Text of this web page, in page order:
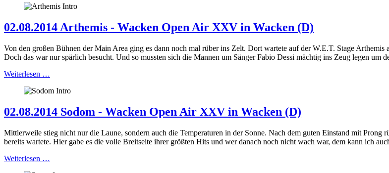
02.08.2014 Arthemis - Wacken Open Air XXV in Wacken (D)
Von den großen Bühnen der Main Area ging es dann noch mal rüber ins Zelt. Dort wartete auf der W.E.T. Stage
Doch das war nur spärlich besucht. Und so mussten sich die Mannen um Sänger Fabio Dessi mächtig ins Zeug legen um
Weiterlesen …
02.08.2014 Sodom - Wacken Open Air XXV in Wacken (D)
Mittlerweile stieg nicht nur die Laune, sondern auch die Temperaturen in der Sonne. Nach dem guten Einstand mit
bereits wartete. Hier gabe es die volle Breitseite ihrer größten Hits und wer danach noch nicht wach war, dem kann ich
Weiterlesen …